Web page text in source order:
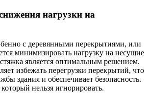
нагрузки на
с деревянными перекрытиями, или
минимизировать нагрузку на несущие
является оптимальным решением.
избежать перегрузки перекрытий, что
здания и обеспечивает безопасность.
нельзя игнорировать.